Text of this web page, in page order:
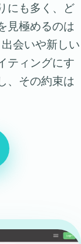
にも多く、ど
見極めるのは
会いや新しい
ティングにす
、その約束は